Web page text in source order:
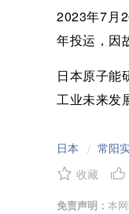
2023年7月
年投运，因
日本原子能
工业未来发
日本 / 常阳
收藏
免责声明： 本